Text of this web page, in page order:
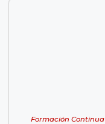
Formación Continua